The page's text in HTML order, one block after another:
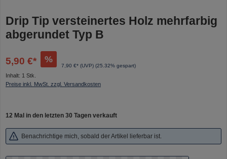
Drip Tip versteinertes Holz mehrfarbig
abgerundet Typ B
5,90 €* %
7,90 €* (UVP) (25.32% gespart)
Inhalt: 1 Stk.
Preise inkl. MwSt. zzgl. Versandkosten
12 Mal in den letzten 30 Tagen verkauft
Benachrichtige mich, sobald der Artikel lieferbar ist.